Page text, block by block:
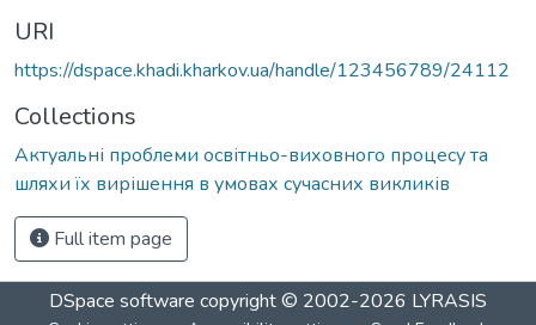
URI
https://dspace.khadi.kharkov.ua/handle/123456789/24112
Collections
Актуальні проблеми освітньо-виховного процесу та
шляхи їх вирішення в умовах сучасних викликів
Full item page
DSpace software copyright © 2002-2026 LYRASIS